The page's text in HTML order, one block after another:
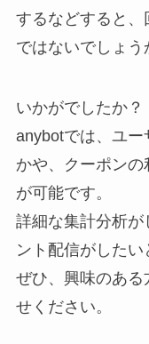
するなどすると
ではないでしょう
いかがでしたか？
anybotでは、ユ
かや、クーポンの
が可能です。
詳細な集計分析が
ント配信がしたい
ぜひ、興味のあ
せください。